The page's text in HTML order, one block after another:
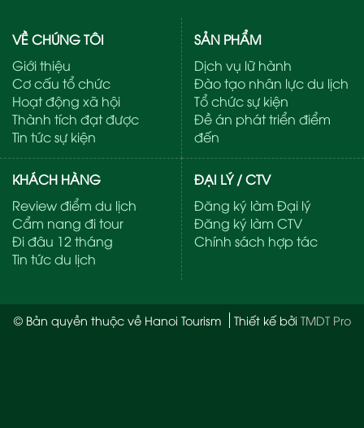
VỀ CHÚNG TÔI
Giới thiệu
Cơ cấu tổ chức
Hoạt động xã hội
Thành tích đạt được
Tin tức sự kiện
SẢN PHẨM
Dịch vụ lữ hành
Đào tạo nhân lực du lịch
Tổ chức sự kiện
Đề án phát triển điểm
đến
KHÁCH HÀNG
Review điểm du lịch
Cẩm nang đi tour
Đi đâu 12 tháng
Tin tức du lịch
ĐẠI LÝ / CTV
Đăng ký làm Đại lý
Đăng ký làm CTV
Chính sách hợp tác
© Bản quyền thuộc về Hanoi Tourism Thiết kế bởi TMDT Pro